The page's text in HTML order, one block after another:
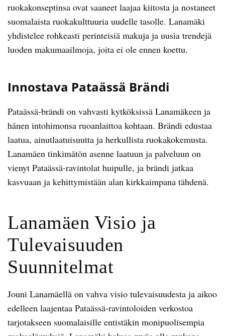
ruokakonseptinsa ovat saaneet laajaa kiitosta ja nostaneet
suomalaista ruokakulttuuria uudelle tasolle. Lanamäki
yhdistelee rohkeasti perinteisiä makuja ja uusia trendejä
luoden makumaailmoja, joita ei ole ennen koettu.
Innostava Pataässä Brändi
Pataässä-brändi on vahvasti kytköksissä Lanamäkeen ja
hänen intohimonsa ruoanlaittoa kohtaan. Brändi edustaa
laatua, ainutlaatuisuutta ja herkullista ruokakokemusta.
Lanamäen tinkimätön asenne laatuun ja palveluun on
vienyt Pataässä-ravintolat huipulle, ja brändi jatkaa
kasvuaan ja kehittymistään alan kirkkaimpana tähdenä.
Lanamäen Visio ja
Tulevaisuuden
Suunnitelmat
Jouni Lanamäellä on vahva visio tulevaisuudesta ja aikoo
edelleen laajentaa Pataässä-ravintoloiden verkostoa
tarjotakseen suomalaisille entistäkin monipuolisempia